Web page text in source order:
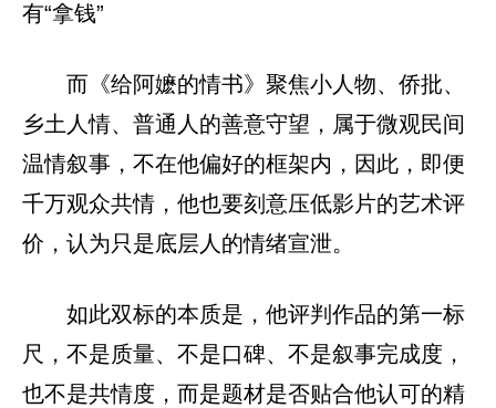
有“拿钱”
而《给阿嬷的情书》聚焦小人物、侨批、
乡土人情、普通人的善意守望，属于微观民间
温情叙事，不在他偏好的框架内，因此，即便
千万观众共情，他也要刻意压低影片的艺术评
价，认为只是底层人的情绪宣泄。
如此双标的本质是，他评判作品的第一标
尺，不是质量、不是口碑、不是叙事完成度，
也不是共情度，而是题材是否贴合他认可的精